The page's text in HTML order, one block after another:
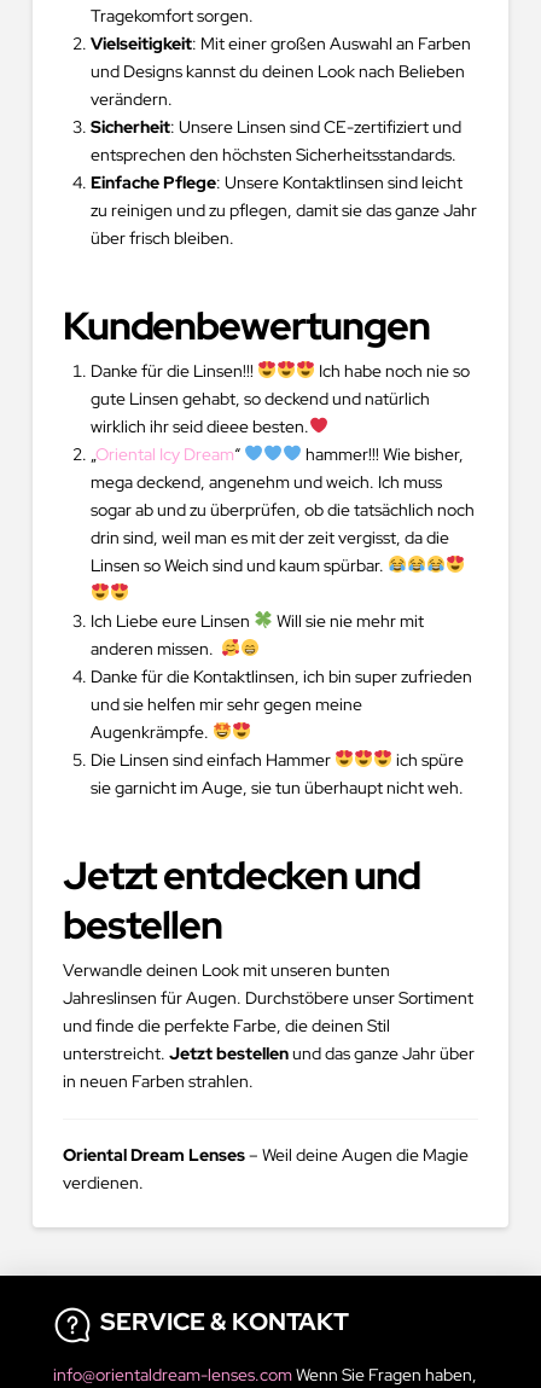
Tragekomfort sorgen.
Vielseitigkeit: Mit einer großen Auswahl an Farben
und Designs kannst du deinen Look nach Belieben
verändern.
Sicherheit: Unsere Linsen sind CE-zertifiziert und
entsprechen den höchsten Sicherheitsstandards.
Einfache Pflege: Unsere Kontaktlinsen sind leicht
zu reinigen und zu pflegen, damit sie das ganze Jahr
über frisch bleiben.
Kundenbewertungen
Danke für die Linsen!!!
Ich habe noch nie so
gute Linsen gehabt, so deckend und natürlich
wirklich ihr seid dieee besten.
„Oriental Icy Dream“
hammer!!! Wie bisher,
mega deckend, angenehm und weich. Ich muss
sogar ab und zu überprüfen, ob die tatsächlich noch
drin sind, weil man es mit der zeit vergisst, da die
Linsen so Weich sind und kaum spürbar.
Ich Liebe eure Linsen
Will sie nie mehr mit
anderen missen.
Danke für die Kontaktlinsen, ich bin super zufrieden
und sie helfen mir sehr gegen meine
Augenkrämpfe.
Die Linsen sind einfach Hammer
ich spüre
sie garnicht im Auge, sie tun überhaupt nicht weh.
Jetzt entdecken und
bestellen
Verwandle deinen Look mit unseren bunten
Jahreslinsen für Augen. Durchstöbere unser Sortiment
und finde die perfekte Farbe, die deinen Stil
unterstreicht. Jetzt bestellenund das ganze Jahr über
in neuen Farben strahlen.
Oriental Dream Lenses– Weil deine Augen die Magie
verdienen.
SERVICE & KONTAKT
info@orientaldream-lenses.comWenn Sie Fragen haben,